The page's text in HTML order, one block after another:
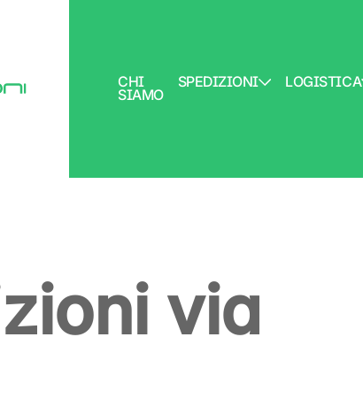
CHI
SIAMO
SPEDIZIONI LOGISTICA
via